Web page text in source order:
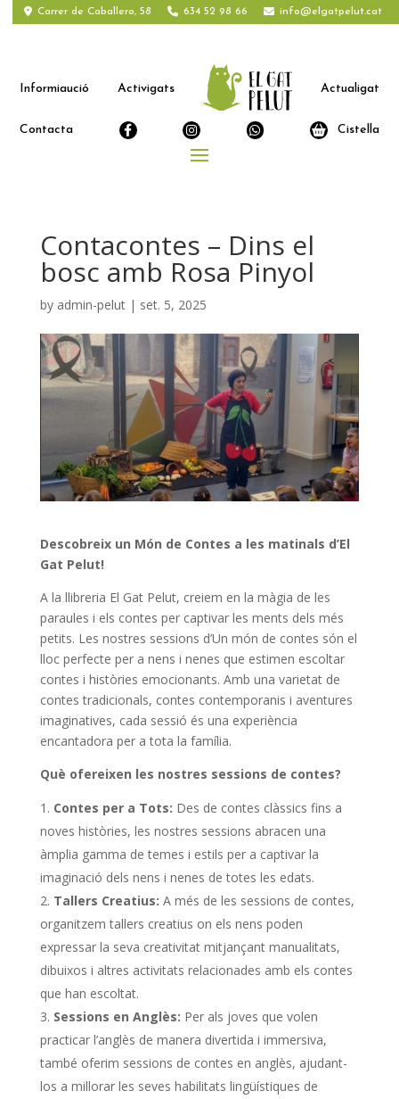
Carrer de Caballero, 58 634 52 98 66 info@elgatpelut.cat
Informiaució Activigats Actualigat
Contacta Cistella
Contacontes – Dins el
bosc amb Rosa Pinyol
by admin-pelut| set. 5, 2025
Descobreix un Món de Contes a les matinals d’El
Gat Pelut!
A la llibreria El Gat Pelut, creiem en la màgia de les
paraules i els contes per captivar les ments dels més
petits. Les nostres sessions d’Un món de contes són el
lloc perfecte per a nens i nenes que estimen escoltar
contes i històries emocionants. Amb una varietat de
contes tradicionals, contes contemporanis i aventures
imaginatives, cada sessió és una experiència
encantadora per a tota la família.
Què ofereixen les nostres sessions de contes?
Contes per a Tots: Des de contes clàssics fins a
noves històries, les nostres sessions abracen una
àmplia gamma de temes i estils per a captivar la
imaginació dels nens i nenes de totes les edats.
Tallers Creatius: A més de les sessions de contes,
organitzem tallers creatius on els nens poden
expressar la seva creativitat mitjançant manualitats,
dibuixos i altres activitats relacionades amb els contes
que han escoltat.
Sessions en Anglès: Per als joves que volen
practicar l’anglès de manera divertida i immersiva,
també oferim sessions de contes en anglès, ajudant-
los a millorar les seves habilitats lingüístiques de